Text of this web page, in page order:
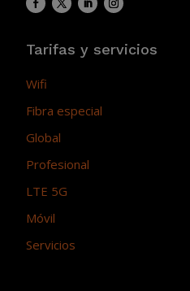
Tarifas y servicios
Wifi
Fibra especial
Global
Profesional
LTE 5G
Móvil
Servicios